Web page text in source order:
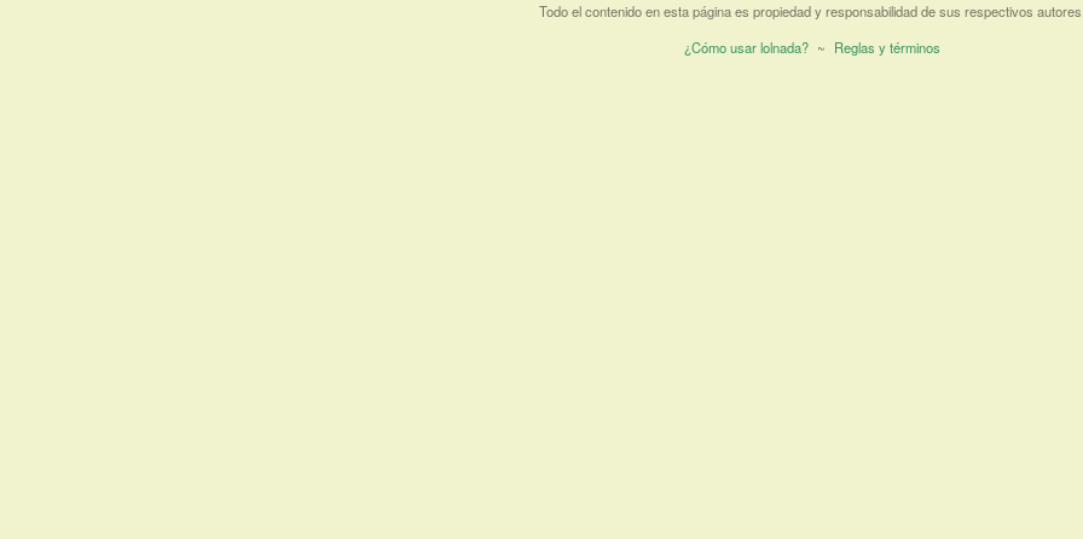
Todo el contenido en esta página es propiedad y responsabilidad de sus respectivos
¿Cómo usar lolnada? ~ Reglas y términos